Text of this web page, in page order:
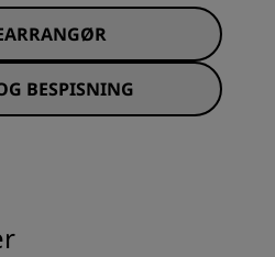
BESPISNING